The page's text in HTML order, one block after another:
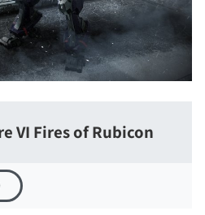
VI Fires of Rubicon